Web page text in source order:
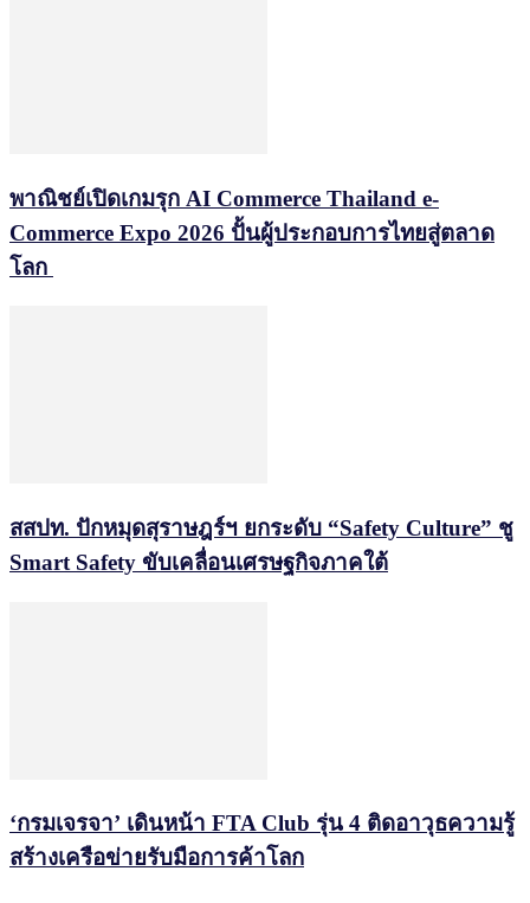
พาณิชย์เปิดเกมรุก AI Commerce Thailand e-
Commerce Expo 2026 ปั้นผู้ประกอบการไทยสู่ตลาด
โลก
สสปท. ปักหมุดสุราษฎร์ฯ ยกระดับ “Safety Culture” ชู
Smart Safety ขับเคลื่อนเศรษฐกิจภาคใต้
‘กรมเจรจา’ เดินหน้า FTA Club รุ่น 4 ติดอาวุธความรู้
สร้างเครือข่ายรับมือการค้าโลก